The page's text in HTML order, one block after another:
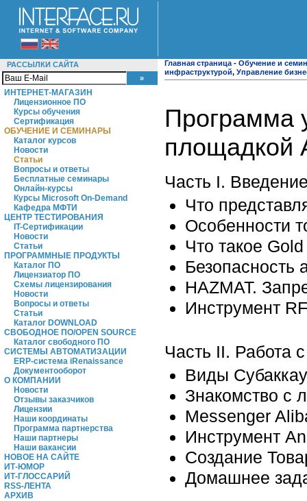
РАССЫЛКИ САЙТА
ИНТЕРНЕТ-МАГАЗИН
Лицензионное ПО
Курсы обучения
Сертификация
ОБУЧЕНИЕ И СЕМИНАРЫ
Каталог курсов
Новости
Статьи
Вопросы и ответы
Бесплатные семинары
Онлайн-курсы
Курсы Microsoft On-Demand
Кафедра МФТИ
ЦЕНТР ТЕСТИРОВАНИЯ
IT-Сертификации
Новости
Статьи
ПРОГРАММНЫЕ ПРОДУКТЫ
Каталог ПО
Лицензиатор ПО
Схемы лицензирования
Новости
Вопросы и ответы
Статьи
Каталог DOWNLOAD
СВОБОДНОЕ ПО/OPEN SOURCE
Каталог свободного ПО
СИСТЕМЫ АВТОМАТИЗАЦИИ
ERP-система iRenaissance
Документооборот
О КОМПАНИИ
Новости
Отзывы заказчиков
Лицензии
Наши координаты
Программа партнерства
Наши партнеры
Наши вакансии
НОВОЕ НА САЙТЕ
ИТ-ЮМОР
ИТ-ГЛОССАРИЙ
RSS-ЛЕНТА
АРХИВ
Главная страница - Обучение и
инфраструктурой, Управление
Программа
площадкой
Часть I.
Что
Особенности
Что такое
HAZMAT.
Инструмент
Часть II. Работа
Виды
Знакомство
Messenger
Инструмент
Создание
Домашнее